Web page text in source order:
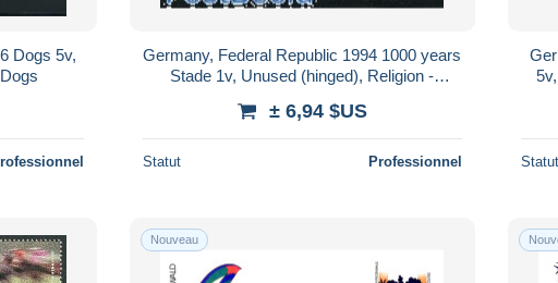
Dogs 5v,
Germany, Federal Republic 1994 1000 years
Stade 1v, Unused (hinged), Religion -
Synagogues..
± 6,94 $US
Statut Professionnel Statut
Nouveau